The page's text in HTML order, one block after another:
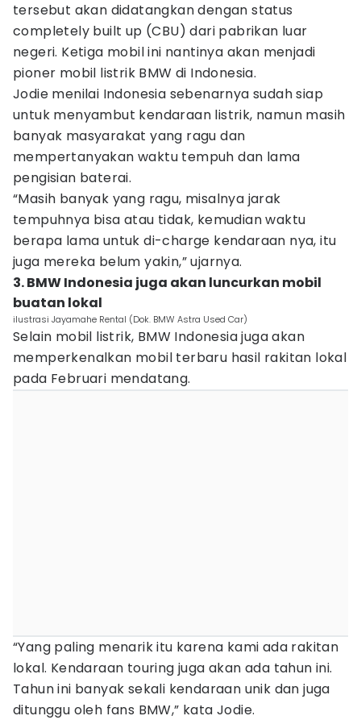
tersebut akan didatangkan dengan status
completely built up (CBU) dari pabrikan luar
negeri. Ketiga mobil ini nantinya akan menjadi
pioner mobil listrik BMW di Indonesia.
Jodie menilai Indonesia sebenarnya sudah siap
untuk menyambut kendaraan listrik, namun masih
banyak masyarakat yang ragu dan
mempertanyakan waktu tempuh dan lama
pengisian baterai.
“Masih banyak yang ragu, misalnya jarak
tempuhnya bisa atau tidak, kemudian waktu
berapa lama untuk di-charge kendaraan nya, itu
juga mereka belum yakin,” ujarnya.
3. BMW Indonesia juga akan luncurkan mobil
buatan lokal
ilustrasi Jayamahe Rental (Dok. BMW Astra Used Car)
Selain mobil listrik, BMW Indonesia juga akan
memperkenalkan mobil terbaru hasil rakitan lokal
pada Februari mendatang.
“Yang paling menarik itu karena kami ada rakitan
lokal. Kendaraan touring juga akan ada tahun ini.
Tahun ini banyak sekali kendaraan unik dan juga
ditunggu oleh fans BMW,” kata Jodie.